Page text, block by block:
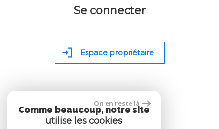
Se connecter
Espace propriétaire
site réalisé par
On en reste là
Comme beaucoup, notre site
utilise les cookies